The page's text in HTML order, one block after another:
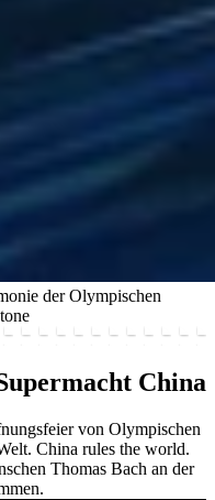
der Olympischen
China
von Olympischen
China rules the world.
Thomas Bach an der